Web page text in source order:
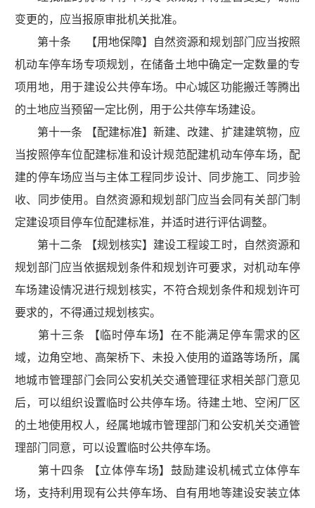
变更的，应当报原审批机关批准。
第十条 【用地保障】自然资源和规划部门应当按照
机动车停车场专项规划，在储备土地中确定一定数量的专
项用地，用于建设公共停车场。中心城区功能搬迁等腾出
的土地应当预留一定比例，用于公共停车场建设。
第十一条 【配建标准】新建、改建、扩建建筑物，应
当按照停车位配建标准和设计规范配建机动车停车场，配
建的停车场应当与主体工程同步设计、同步施工、同步验
收、同步使用。自然资源和规划部门应当会同有关部门制
定建设项目停车位配建标准，并适时进行评估调整。
第十二条 【规划核实】建设工程竣工时，自然资源和
规划部门应当依据规划条件和规划许可要求，对机动车停
车场建设情况进行规划核实，不符合规划条件和规划许可
要求的，不得通过规划核实。
第十三条 【临时停车场】在不能满足停车需求的区
域，边角空地、高架桥下、未投入使用的道路等场所，属
地城市管理部门会同公安机关交通管理征求相关部门意见
后，可以组织设置临时公共停车场。待建土地、空闲厂区
的土地使用权人，经属地城市管理部门和公安机关交通管
理部门同意，可以设置临时公共停车场。
第十四条 【立体停车场】鼓励建设机械式立体停车
场，支持利用现有公共停车场、自有用地等建设安装立体